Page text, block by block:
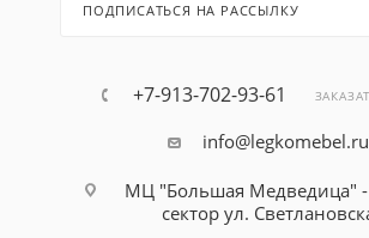
ПОДПИСАТЬСЯ НА РАССЫЛКУ
+7-913-702-93-61
info@legkomebel.ru
МЦ "Большая Медведица" -
сектор ул.